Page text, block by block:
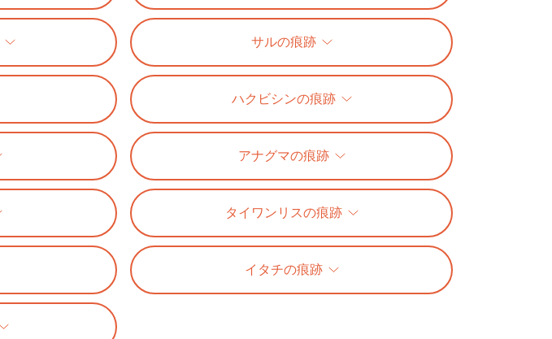
サルの痕跡
ハクビシンの痕跡
アナグマの痕跡
タイワンリスの痕跡
イタチの痕跡